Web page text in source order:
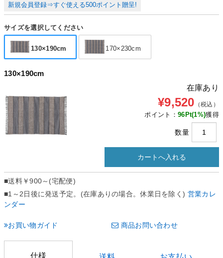
新規会員登録⇒すぐ使える500ポイント贈呈!
サイズを選択してください
130×190cm 170×230cm
130×190cm
在庫あり
¥9,520 （税込）
ポイント： 96Pt(1%)獲得
数量
■送料￥900～(宅配便)
■1～2日後に発送予定。(在庫ありの場合。休業日を除く) 営業カレ
ンダー
お買い物ガイド 商品お問い合わせ
仕様